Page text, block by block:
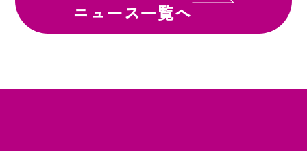
ニュース一覧へ